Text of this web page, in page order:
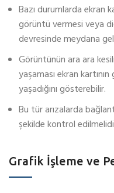
Bazı durumlarda ekran
görüntü vermesi veya
devresinde meydana
Görüntünün ara ara
yaşaması ekran
yaşadığını gösterebilir.
Bu tür arızalarda
şekilde kontrol
Grafik İşleme ve